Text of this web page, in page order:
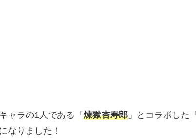
ャラの1人である「 煉獄杏寿郎 」とコラボした「
なりました！